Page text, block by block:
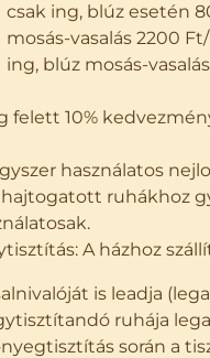
ing, blúz esetén
vasalás 2200
blúz mosás-
felett 10%
használatos
hajtogatott ruhákhoz
A házhoz
is leadja
ruhája
során a